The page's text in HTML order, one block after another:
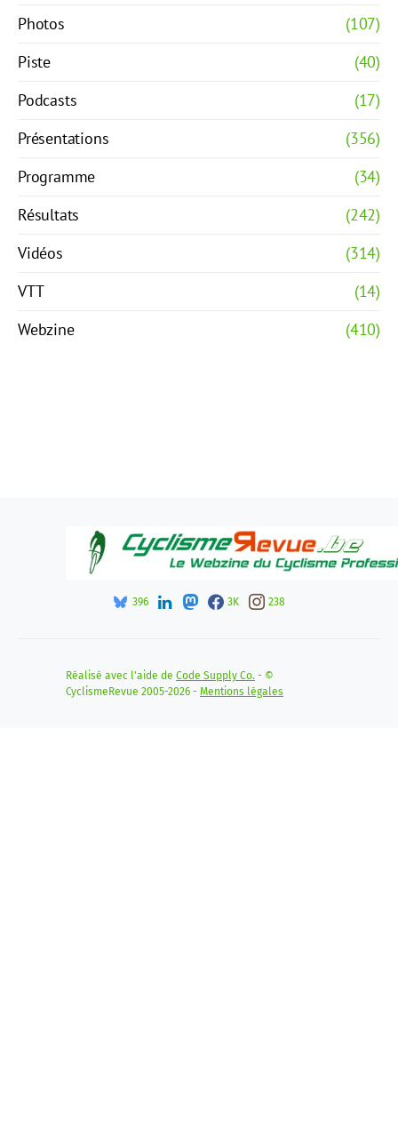
Photos
(107)
Piste
(40)
Podcasts
(17)
Présentations
(356)
Programme
(34)
Résultats
(242)
Vidéos
(314)
VTT
(14)
Webzine
(410)
396 3K 238
Réalisé avec l'aide de Code Supply Co. - ©
CyclismeRevue 2005-2026 - Mentions légales